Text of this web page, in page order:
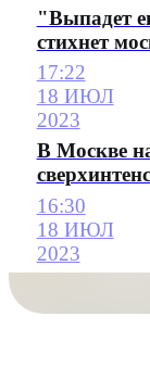
"Выпадет
стихнет
17:22
18 ИЮЛ
2023
В Москве
16:30
18 ИЮЛ
2023